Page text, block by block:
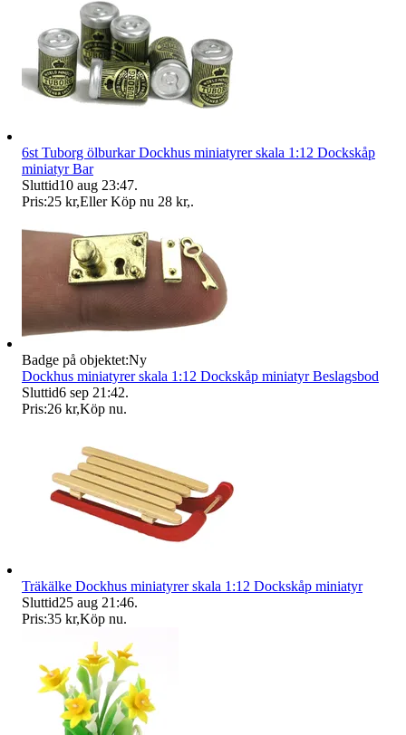
6st Tuborg ölburkar Dockhus miniatyrer skala 1:12 Dockskåp
miniatyr Bar
Sluttid10 aug 23:47.
Pris:25 kr,Eller Köp nu 28 kr,.
Badge på objektet:Ny
Dockhus miniatyrer skala 1:12 Dockskåp miniatyr Beslagsbod
Sluttid6 sep 21:42.
Pris:26 kr,Köp nu.
Träkälke Dockhus miniatyrer skala 1:12 Dockskåp miniatyr
Sluttid25 aug 21:46.
Pris:35 kr,Köp nu.